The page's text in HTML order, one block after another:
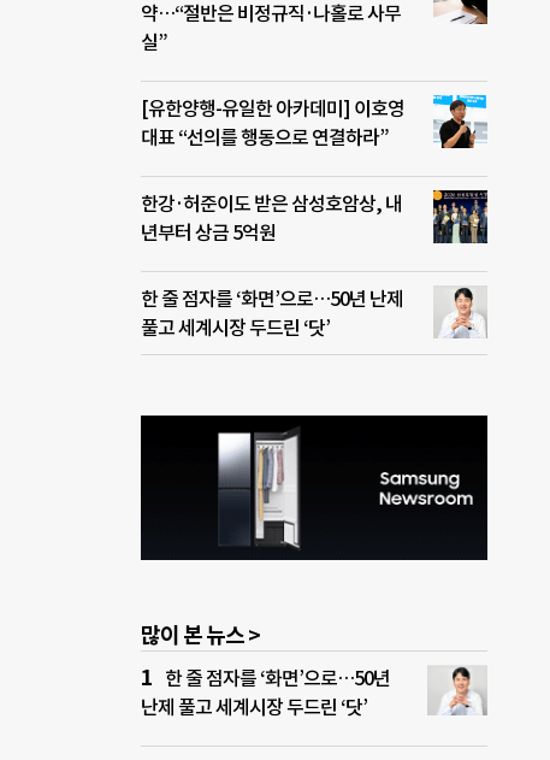
약…“절반은 비정규직·나홀로 사무
실”
[유한양행-유일한 아카데미] 이호영
대표 “선의를 행동으로 연결하라”
한강·허준이도 받은 삼성호암상, 내
년부터 상금 5억원
한 줄 점자를 ‘화면’으로…50년 난제
풀고 세계시장 두드린 ‘닷’
많이 본 뉴스 >
한 줄 점자를 ‘화면’으로…50년
난제 풀고 세계시장 두드린 ‘닷’